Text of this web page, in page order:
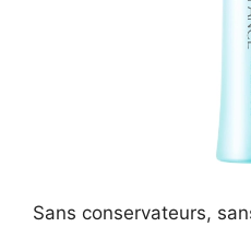
Sans conservateurs,